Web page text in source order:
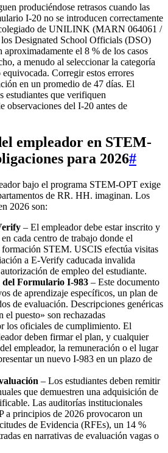
produciéndose retrasos cuando las
I‑20 no se introducen correctamente
de UNILINK (MARN 064061 /
Designated School Officials (DSO)
aproximadamente el 8 % de los casos
a menudo al seleccionar la categoría
Corregir estos errores
en un promedio de 47 días. El
estudiantes que verifiquen
observaciones del I‑20 antes de
empleador en STEM-
para 2026#
bajo el programa STEM-OPT exige
de RR. HH. imaginan. Los
2026 son:
– El empleador debe estar inscrito y
cada centro de trabajo donde el
formación STEM. USCIS efectúa visitas
a E‑Verify caducada invalida
de empleo del estudiante.
Formulario I‑983 – Este documento
de aprendizaje específicos, un plan de
de evaluación. Descripciones genéricas
el puesto» son rechazadas
los oficiales de cumplimiento. El
deben firmar el plan, y cualquier
empleador, la remuneración o el lugar
un nuevo I‑983 en un plazo de
– Los estudiantes deben remitir
que demuestren una adquisición de
Las auditorías institucionales
a principios de 2026 provocaron un
de Evidencia (RFEs), un 14 %
en narrativas de evaluación vagas o